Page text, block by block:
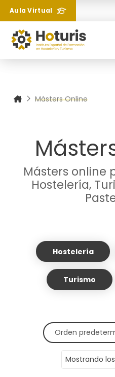
Aula Virtual
Másters Online
Másters online
Hostelería,
Hostelería
Turismo
Mostrando